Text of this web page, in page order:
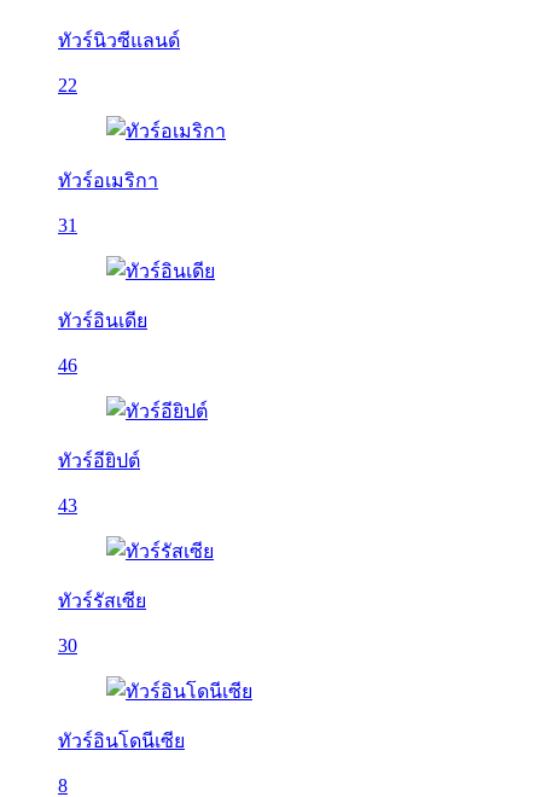
ทัวร์นิวซีแลนด์
22
ทัวร์อเมริกา
31
ทัวร์อินเดีย
46
ทัวร์อียิปต์
43
ทัวร์รัสเซีย
30
ทัวร์อินโดนีเซีย
8